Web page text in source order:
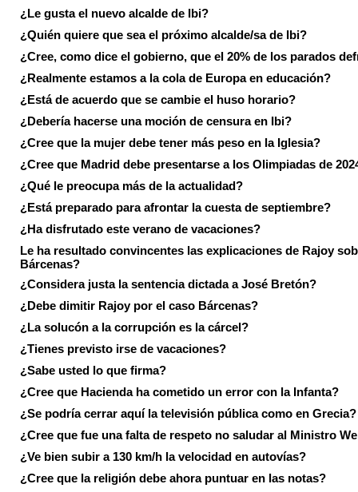
¿Le gusta el nuevo alcalde de Ibi?
¿Quién quiere que sea el próximo alcalde/sa de Ibi?
¿Cree, como dice el gobierno, que el 20% de los parados
¿Realmente estamos a la cola de Europa en educación?
¿Está de acuerdo que se cambie el huso horario?
¿Debería hacerse una moción de censura en Ibi?
¿Cree que la mujer debe tener más peso en la Iglesia?
¿Cree que Madrid debe presentarse a los Olimpiadas de
¿Qué le preocupa más de la actualidad?
¿Está preparado para afrontar la cuesta de septiembre?
¿Ha disfrutado este verano de vacaciones?
Le ha resultado convincentes las explicaciones de Rajoy
Bárcenas?
¿Considera justa la sentencia dictada a José Bretón?
¿Debe dimitir Rajoy por el caso Bárcenas?
¿La solucón a la corrupción es la cárcel?
¿Tienes previsto irse de vacaciones?
¿Sabe usted lo que firma?
¿Cree que Hacienda ha cometido un error con la Infanta?
¿Se podría cerrar aquí la televisión pública como en Grecia?
¿Cree que fue una falta de respeto no saludar al Ministro
¿Ve bien subir a 130 km/h la velocidad en autovías?
¿Cree que la religión debe ahora puntuar en las notas?